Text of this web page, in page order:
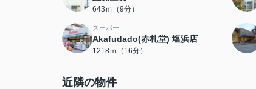
643ｍ（9分）
スーパー
Akafudado(赤札堂) 塩浜店
1218ｍ（16分）
近隣の物件